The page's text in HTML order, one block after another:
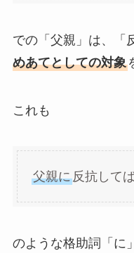
での「父親」は、「
めあてとしての対象
これも
父親に反抗して
のような格助詞「に